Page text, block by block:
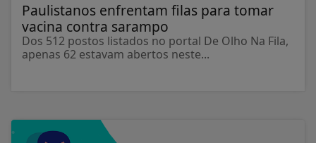
Paulistanos enfrentam filas para tomar
vacina contra sarampo
Dos 512 postos listados no portal De Olho Na Fila,
apenas 62 estavam abertos neste...